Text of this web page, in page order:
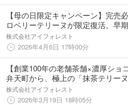
【母の日限定キャンペーン】完売
ロベリーテリーヌが限定復活。早
＆送料無料で、大切な方へ「心を満
験」を。
株式会社アイフォレスト
2026年4月6日 17時00分
【創業100年の老舗茶舗×濃厚ショ
弁天町から、極上の「抹茶テリー
生。F CHOCOLATより店舗限定「
KIWAMI- 抹茶テリーヌ」2026年3月
株式会社アイフォレスト
2026年3月19日 18時05分